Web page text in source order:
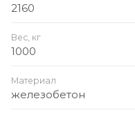
2160
Вес, кг
1000
Материал
железобетон